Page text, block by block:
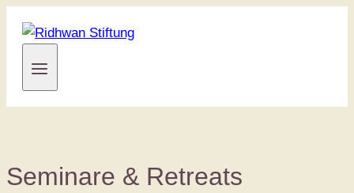
Inhalt
Seminare & Retreats